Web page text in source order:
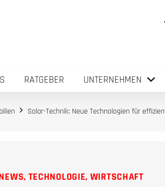
RATGEBER UNTERNEHMEN
Solar-Technik: Neue Technologien für
, TECHNOLOGIE, WIRTSCHAFT